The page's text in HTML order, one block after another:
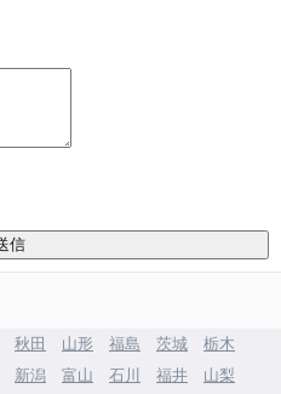
秋田 山形 福島 茨城
栃木
新潟 富山 石川 福井 山梨